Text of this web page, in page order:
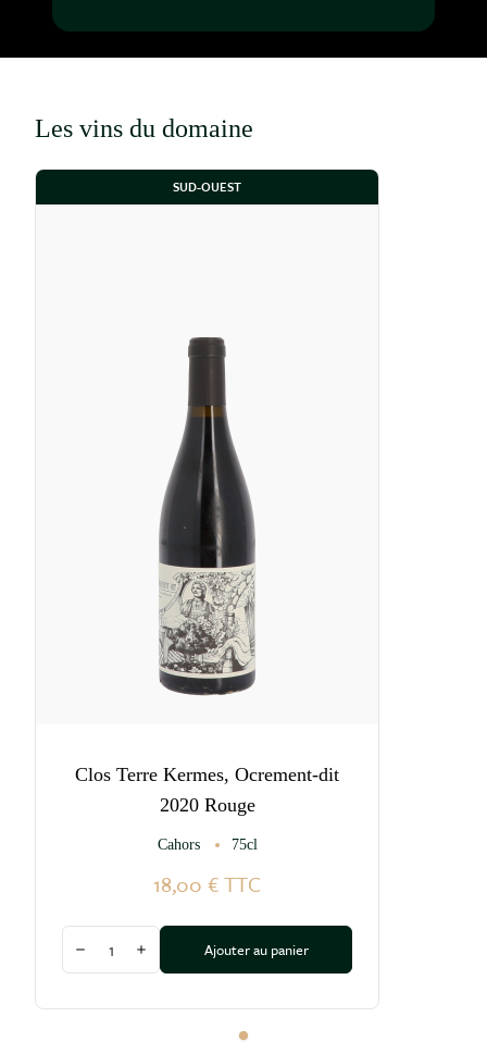
Les vins du domaine
SUD-OUEST
Clos Terre Kermes, Ocrement-dit
2020 Rouge
Cahors 75cl
18,00 €TTC
Diminuer la quantité
Augmenter la quantité
Ajouter au panier